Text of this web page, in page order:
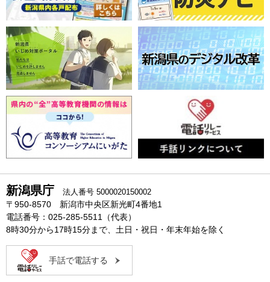
新潟県庁 法人番号 5000020150002
〒950-8570 新潟市中央区新光町4番地1
電話番号：025-285-5511（代表）
8時30分から17時15分まで、土日・祝日・年末年始を除く
手話で電話する